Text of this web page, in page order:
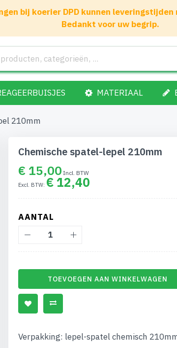
bij koerier DPD kunnen
Bedankt voor uw begrip.
MATERIAAL
210mm
Chemische spatel-lepel 210mm
€ 15,00
€ 12,40
AANTAL
TOEVOEGEN AAN WINKELWAGEN
Verpakking: lepel-spatel chemisch